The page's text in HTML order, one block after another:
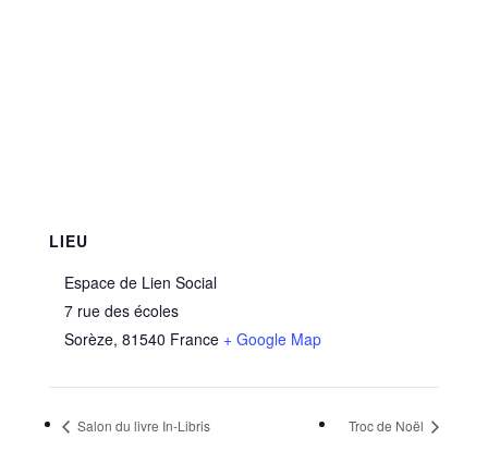
LIEU
Espace de Lien Social
7 rue des écoles
Sorèze, 81540 France + Google Map
Salon du livre In-Libris Troc de Noël